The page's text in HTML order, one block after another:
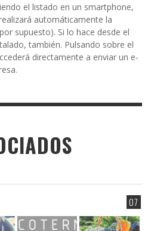
el listado en un smartphone,
automáticamente la
supuesto). Si lo hace desde el
también. Pulsando sobre el
directamente a enviar un e-
07